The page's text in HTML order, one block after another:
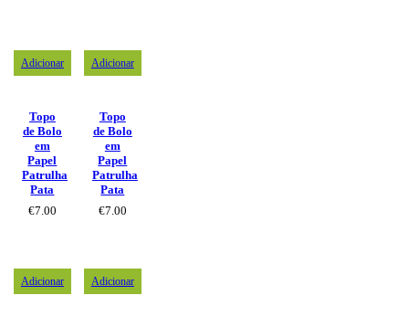
Adicionar
Topo
de Bolo
em
Papel
Patrulha
Pata
€7.00
Adicionar
Topo
de Bolo
em
Papel
Patrulha
Pata
€7.00
Adicionar Adicionar